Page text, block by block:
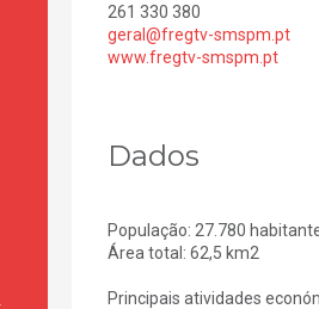
261 330 380
geral@fregtv-smspm.pt
www.fregtv-smspm.pt
Dados
População: 27.780
Área total: 62,5 km2
Principais atividades